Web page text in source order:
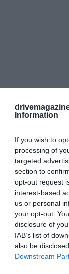
Information
If you wish to
processing of
targeted
section to
opt-out request
interest-based
us or personal
your opt-out.
disclosure of
IAB’s list of
also be
Downstream